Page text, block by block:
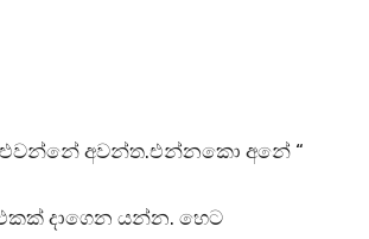
අවන්ත.එන්නකො අනේ “
එකක් දාගෙන යන්න. හෙට